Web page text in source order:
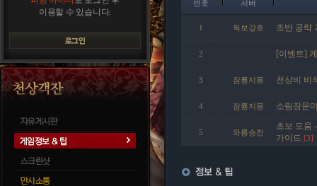
이용할 수 있습니다.
번호 서버
1 독보강호 초반 공략
2 [이벤트]
3 잠룡지몽 천상비 비
4 잠룡지몽 소림장문
5 와룡승천
초보 도움
가이드 [3]